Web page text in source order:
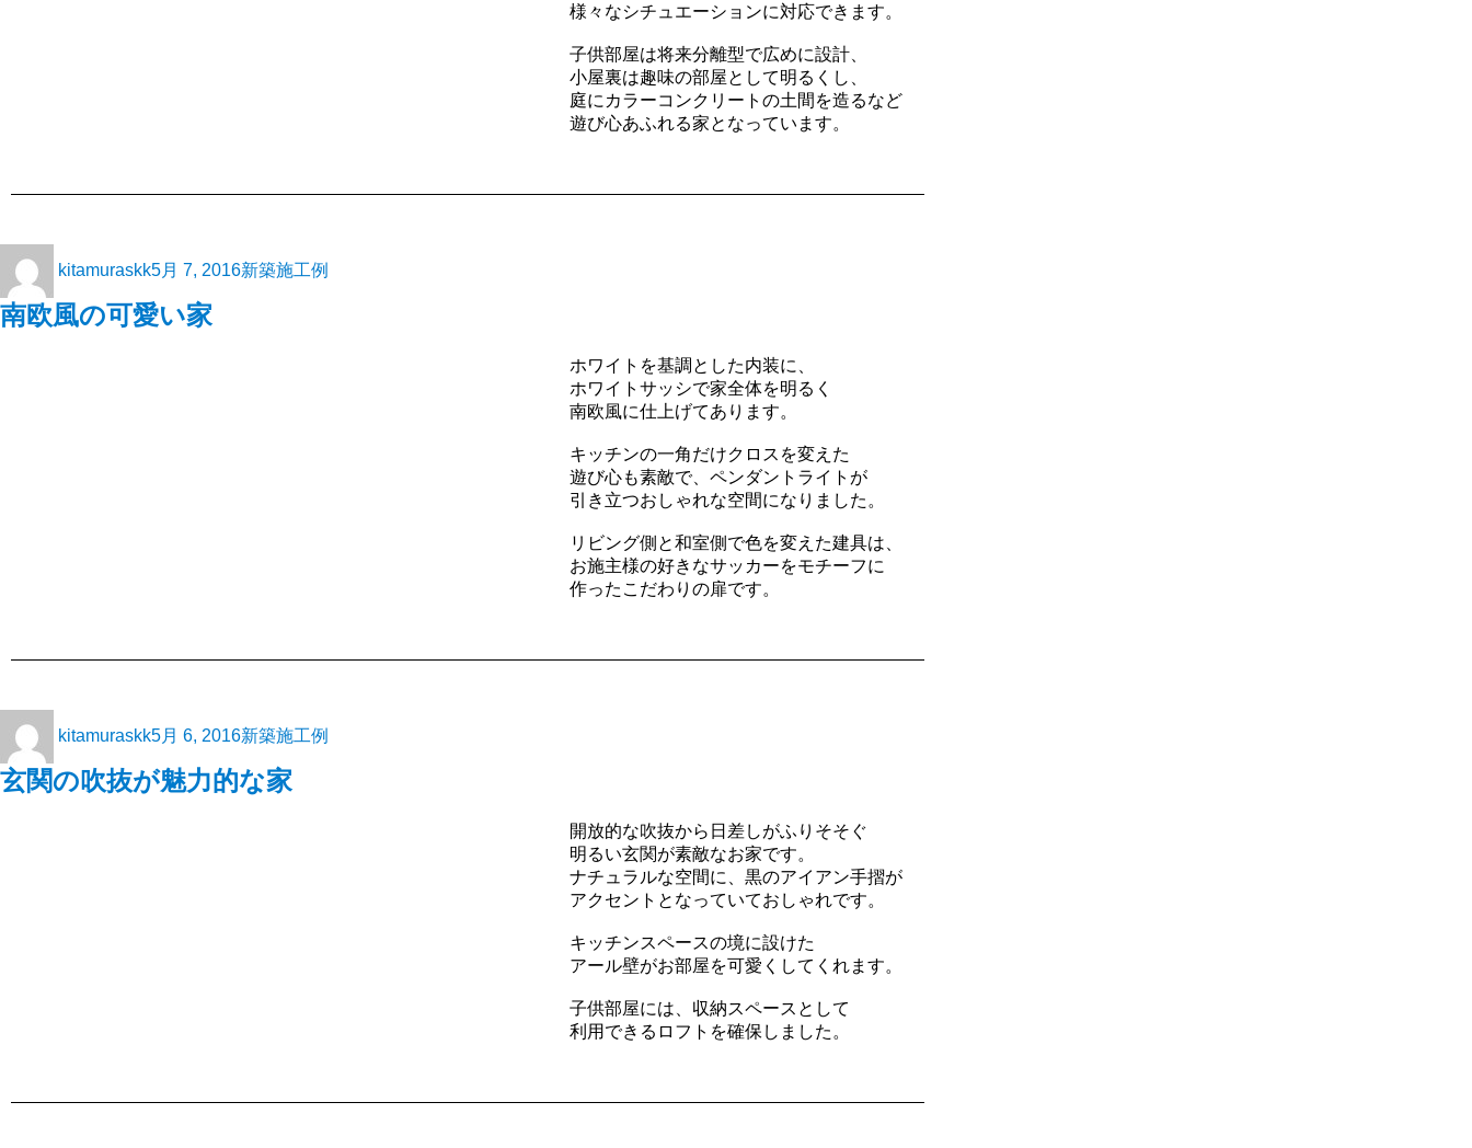
様々なシチュエーションに対応できます。
子供部屋は将来分離型で広めに設計、
小屋裏は趣味の部屋として明るくし、
庭にカラーコンクリートの土間を造るなど
遊び心あふれる家となっています。
kitamuraskk5月 7, 2016新築施工例
南欧風の可愛い家
ホワイトを基調とした内装に、
ホワイトサッシで家全体を明るく
南欧風に仕上げてあります。
キッチンの一角だけクロスを変えた
遊び心も素敵で、ペンダントライトが
引き立つおしゃれな空間になりました。
リビング側と和室側で色を変えた建具は、
お施主様の好きなサッカーをモチーフに
作ったこだわりの扉です。
kitamuraskk5月 6, 2016新築施工例
玄関の吹抜が魅力的な家
開放的な吹抜から日差しがふりそそぐ
明るい玄関が素敵なお家です。
ナチュラルな空間に、黒のアイアン手摺が
アクセントとなっていておしゃれです。
キッチンスペースの境に設けた
アール壁がお部屋を可愛くしてくれます。
子供部屋には、収納スペースとして
利用できるロフトを確保しました。